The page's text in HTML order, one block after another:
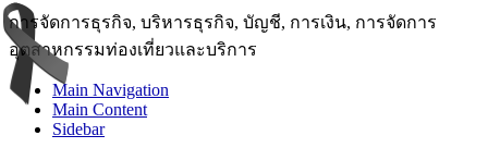
การจัดการธุรกิจ, บริหารธุรกิจ, บัญชี, การเงิน, การจัดการ
อุตสาหกรรมท่องเที่ยวและบริการ
Main Navigation
Main Content
Sidebar